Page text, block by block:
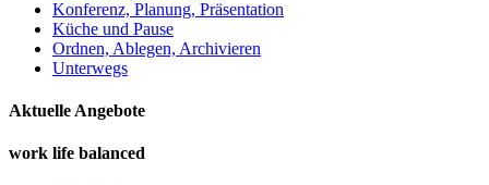
Konferenz, Planung, Präsentation
Küche und Pause
Ordnen, Ablegen, Archivieren
Unterwegs
Aktuelle Angebote
work life balanced